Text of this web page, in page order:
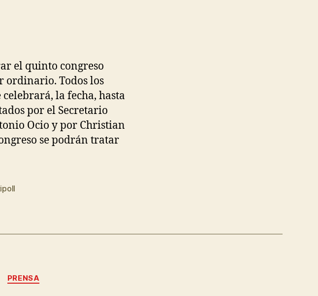
el quinto congreso
ordinario. Todos los
la fecha, hasta
por el Secretario
Ocio y por Christian
se podrán tratar
PRENSA